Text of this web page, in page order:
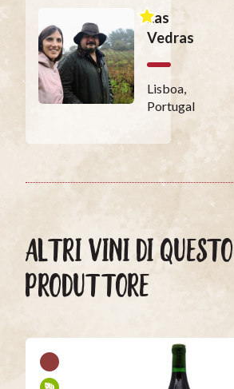
Las
Vedras
Lisboa,
Portugal
ALTRI VINI DI QUESTO
PRODUTTORE